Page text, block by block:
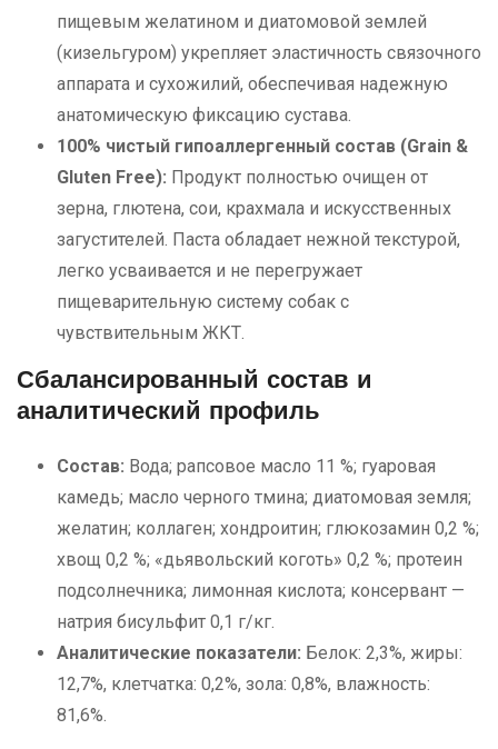
пищевым желатином и диатомовой землей
(кизельгуром) укрепляет эластичность связочного
аппарата и сухожилий, обеспечивая надежную
анатомическую фиксацию сустава.
100% чистый гипоаллергенный состав (Grain &
Gluten Free): Продукт полностью очищен от
зерна, глютена, сои, крахмала и искусственных
загустителей. Паста обладает нежной текстурой,
легко усваивается и не перегружает
пищеварительную систему собак с
чувствительным ЖКТ.
Сбалансированный состав и
аналитический профиль
Состав: Вода; рапсовое масло 11 %; гуаровая
камедь; масло черного тмина; диатомовая земля;
желатин; коллаген; хондроитин; глюкозамин 0,2 %;
хвощ 0,2 %; «дьявольский коготь» 0,2 %; протеин
подсолнечника; лимонная кислота; консервант —
натрия бисульфит 0,1 г/кг.
Аналитические показатели: Белок: 2,3%, жиры:
12,7%, клетчатка: 0,2%, зола: 0,8%, влажность:
81,6%.